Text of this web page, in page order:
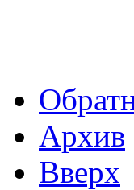
Архив
Вверх